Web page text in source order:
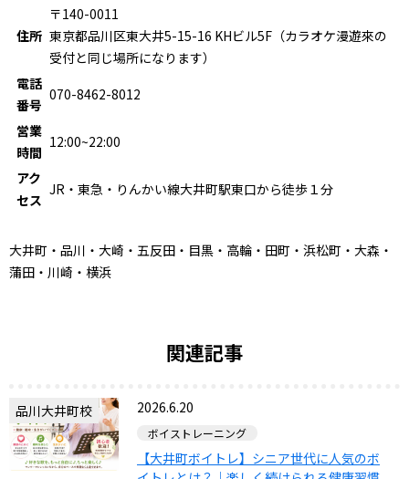
住所
〒140-0011
東京都品川区東大井5-15-16 KHビル5F（カラオケ漫遊來の
受付と同じ場所になります）
電話
番号
070-8462-8012
営業
時間
12:00~22:00
アク
セス
JR・東急・りんかい線大井町駅東口から徒歩１分
大井町・品川・大崎・五反田・目黒・高輪・田町・浜松町・大森・
蒲田・川崎・横浜
関連記事
品川大井町校 2026.6.20
ボイストレーニング
【大井町ボイトレ】シニア世代に人気のボ